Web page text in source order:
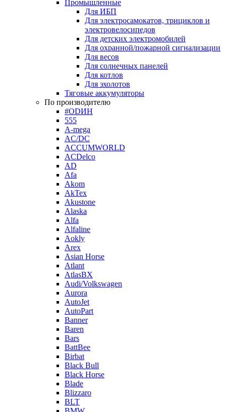
Промышленные
Для ИБП
Для электросамокатов, трициклов и
электровелосипедов
Для детских электромобилей
Для охранной/пожарной сигнализации
Для весов
Для солнечных панелей
Для котлов
Для эхолотов
Тяговые аккумуляторы
По производителю
#ODИН
555
A-mega
AC/DC
ACCUMWORLD
ACDelco
AD
Afa
Akom
AkTex
Akustone
Alaska
Alfa
Alfaline
Aokly
Arex
Asian Horse
Atlant
AtlasBX
Audi/Volkswagen
Aurora
AutoJet
AutoPart
Banner
Baren
Bars
BattBee
Birbat
Black Bull
Black Horse
Blade
Blizzaro
BLT